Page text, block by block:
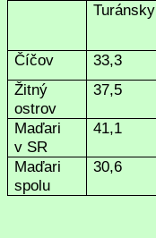
Turánsky
Číčov 33,3
Žitný
ostrov
37,5
Maďari
v SR
41,1
Maďari
spolu
30,6